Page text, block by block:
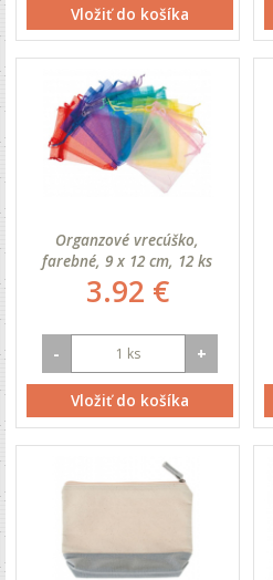
Vložiť do košíka
Organzové vrecúško,
farebné, 9 x 12 cm, 12 ks
3.92 €
- +
Vložiť do košíka